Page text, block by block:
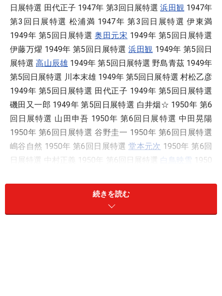
日展特選 田代正子 1947年 第3回日展特選浜田観1947年
第3回日展特選 松浦満 1947年 第3回日展特選 伊東満
1949年 第5回日展特選奥田元宋 1949年 第5回日展特選
伊藤万燿 1949年 第5回日展特選浜田観 1949年 第5回日
展特選高山辰雄1949年 第5回日展特選 野島青茲 1949年
第5回日展特選 川本末雄 1949年 第5回日展特選 村松乙彦
1949年 第5回日展特選 田代正子 1949年 第5回日展特選
磯田又一郎 1949年 第5回日展特選 白井烟☆ 1950年 第6
回日展特選 山田申吾 1950年 第6回日展特選 中田晃陽
1950年 第6回日展特選 谷野圭一 1950年 第6回日展特選
嶋谷自然 1950年 第6回日展特選堂本元次 1950年 第6回
日展特選 中村正義 1950年 第6回日展特選 白鳥映雪 1950
隆 1950年 第6回日展特選
遠藤桑珠
日展特選曲子光男1951年 第7回日展特選 松本郭 1951年
続きを読む